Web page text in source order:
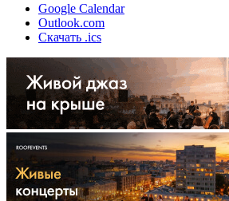
Google Calendar
Outlook.com
Скачать .ics